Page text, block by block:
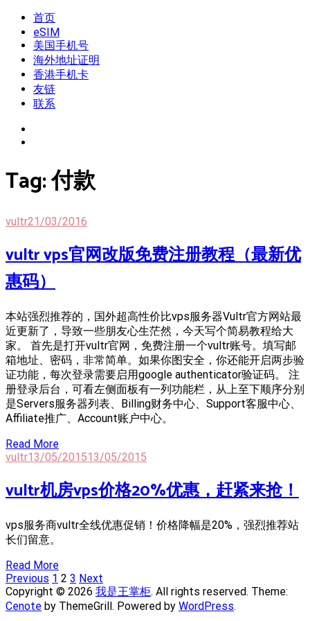
Skip
content
我是王掌柜
新闻酸菜馆|极客电台|自媒体联盟
首页
eSIM
美国手机号
海外地址证明
香港手机卡
友链
联系
Tag:付款
vultr21/03/2016
vultr vps官网改版免费注册教程（最新优
惠码）
本站强烈推荐的，国外超高性价比vps服务器Vultr官方网站最
近更新了，导致一些朋友心生茫然，今天写个简易教程给大
家。 首先是打开vultr官网，免费注册一个vultr账号。填写邮
箱地址、密码，非常简单。如果你图安全，你还能开启两步验
证功能，每次登录需要启用google authenticator验证码。 注
册登录后台，可看左侧面板有一列功能栏，从上至下顺序分别
是Servers服务器列表、Billing财务中心、Support客服中心、
Affiliate推广、Account账户中心。
Read More
vultr13/05/201513/05/2015
vultr机房vps价格20%优惠，赶紧来抢！
vps服务商vultr全线优惠促销！价格降幅是20%，强烈推荐站
长们留意。
Read More
Posts
Navigation
Previous Page
1 Page
2 Page
3 Next
Copyright © 2026 我是王掌柜. All rights reserved. Theme:
Cenote by ThemeGrill. Powered by WordPress.